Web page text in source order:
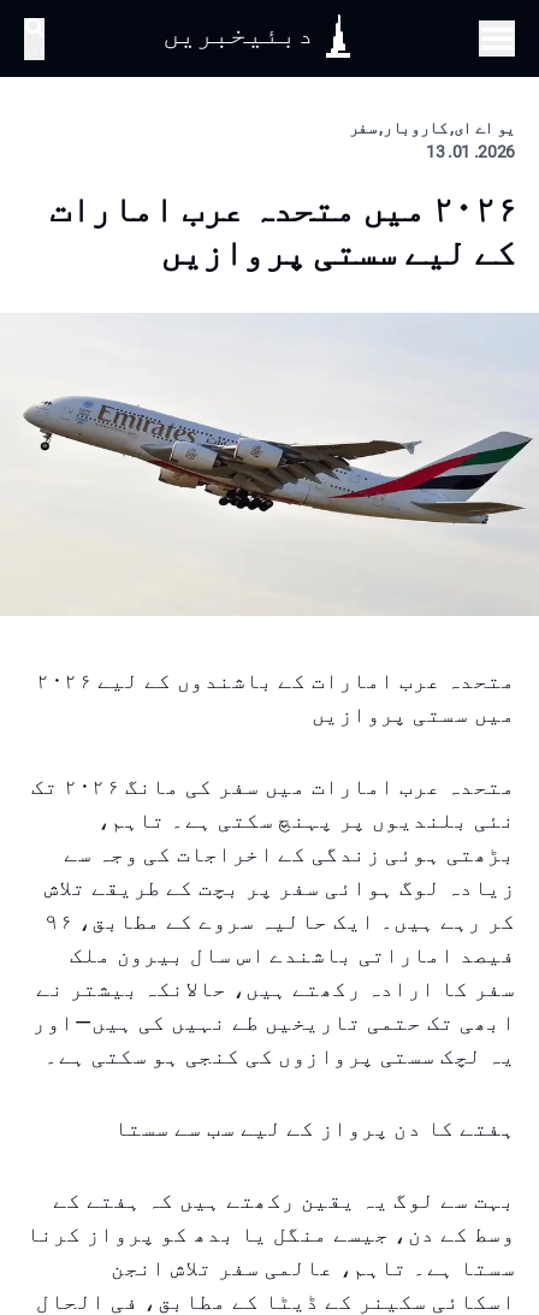
دبئیخبریں
یو اے ای, کاروبار, سفر
2026. 01. 13
۲۰۲۶ میں متحدہ عرب امارات
کے لیے سستی پروازیں
متحدہ عرب امارات کے باشندوں کے لیے ۲۰۲۶
میں سستی پروازیں
متحدہ عرب امارات میں سفر کی مانگ ۲۰۲۶ تک
نئی بلندیوں پر پہنچ سکتی ہے۔ تاہم،
بڑھتی ہوئی زندگی کے اخراجات کی وجہ سے
زیادہ لوگ ہوائی سفر پر بچت کے طریقے تلاش
کر رہے ہیں۔ ایک حالیہ سروے کے مطابق، ۹۶
فیصد اماراتی باشندے اس سال بیرون ملک
سفر کا ارادہ رکھتے ہیں، حالانکہ بیشتر نے
ابھی تک حتمی تاریخیں طے نہیں کی ہیں—اور
یہ لچک سستی پروازوں کی کنجی ہو سکتی ہے۔
ہفتے کا دن پرواز کے لیے سب سے سستا
بہت سے لوگ یہ یقین رکھتے ہیں کہ ہفتے کے
وسط کے دن، جیسے منگل یا بدھ کو پرواز کرنا
سستا ہے۔ تاہم، عالمی سفر تلاش انجن
اسکائی سکینر کے ڈیٹا کے مطابق، فی الحال